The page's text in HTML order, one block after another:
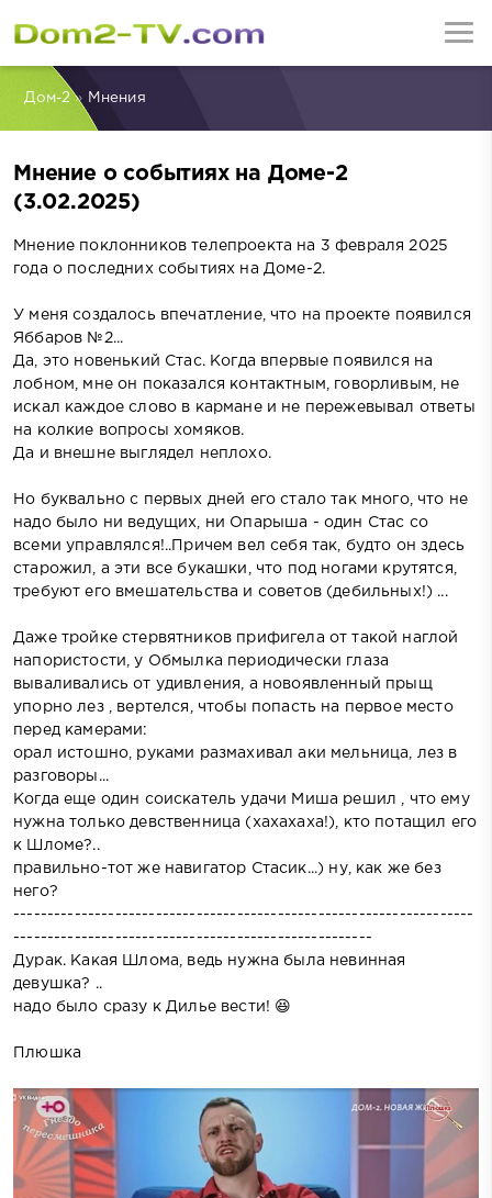
Дом-2» Мнения
Мнение о событиях на Доме-2
(3.02.2025)
Мнение поклонников телепроекта на 3 февраля 2025
года о последних событиях на Доме-2.
У меня создалось впечатление, что на проекте появился
Яббаров №2...
Да, это новенький Стас. Когда впервые появился на
лобном, мне он показался контактным, говорливым, не
искал каждое слово в кармане и не пережевывал ответы
на колкие вопросы хомяков.
Да и внешне выглядел неплохо.
Но буквально с первых дней его стало так много, что не
надо было ни ведущих, ни Опарыша - один Стас со
всеми управлялся!..Причем вел себя так, будто он здесь
старожил, а эти все букашки, что под ногами крутятся,
требуют его вмешательства и советов (дебильных!) ...
Даже тройке стервятников прифигела от такой наглой
напористости, у Обмылка периодически глаза
вываливались от удивления, а новоявленный прыщ
упорно лез , вертелся, чтобы попасть на первое место
перед камерами:
орал истошно, руками размахивал аки мельница, лез в
разговоры...
Когда еще один соискатель удачи Миша решил , что ему
нужна только девственница (хахахаха!), кто потащил его
к Шломе?..
правильно-тот же навигатор Стасик...) ну, как же без
него?
--------------------------------------------------------------------
-----------------------------------------------------
Дурак. Какая Шлома, ведь нужна была невинная
девушка? ..
надо было сразу к Дилье вести! 😆
Плюшка